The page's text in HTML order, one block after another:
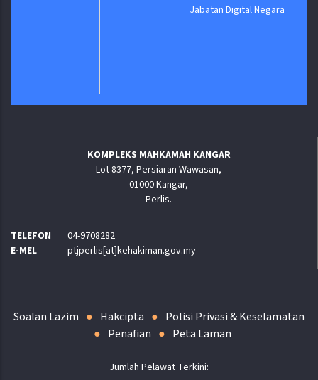
Jabatan Digital Negara
KOMPLEKS MAHKAMAH KANGAR
Lot 8377, Persiaran Wawasan,
01000 Kangar,
Perlis.
TELEFON
04-9708282
E-MEL
ptjperlis[at]kehakiman.gov.my
Soalan Lazim Hakcipta
Polisi Privasi & Keselamatan
Penafian
Peta Laman